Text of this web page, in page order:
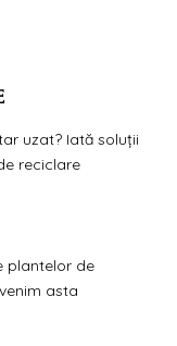
uzat? Iată soluții
reciclare
plantelor de
asta